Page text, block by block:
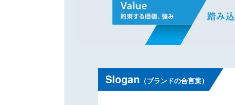
Slogan （ブランドの合言葉）